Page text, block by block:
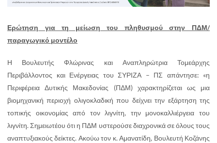
Ερώτηση για τη μείωση του πληθυσμού στην ΠΔΜ/
παραγωγικό μοντέλο
Η Βουλευτής Φλώρινας και Αναπληρώτρια Τομεάρχης
Περιβάλλοντος και Ενέργειας του ΣΥΡΙΖΑ – ΠΣ απάντησε: «η
Περιφέρεια Δυτικής Μακεδονίας (ΠΔΜ) χαρακτηρίζεται ως μια
βιομηχανική περιοχή ολιγοκλαδική που δείχνει την εξάρτηση της
τοπικής οικονομίας από τον λιγνίτη, την μονοκαλλιέργεια του
λιγνίτη. Σημειωτέου ότι η ΠΔΜ υστερούσε διαχρονικά σε όλους τους
αναπτυξιακούς δείκτες. Ακούω τον κ. Αμανατίδη, Βουλευτή Κοζάνης